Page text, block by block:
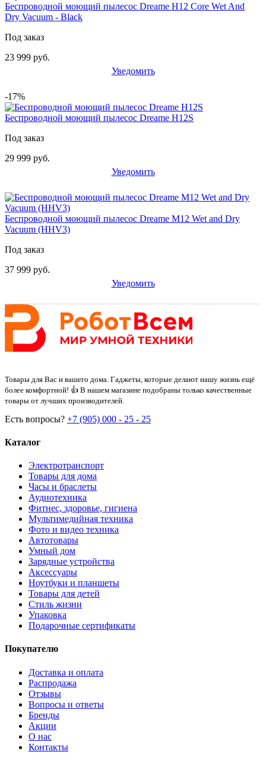
Беспроводной моющий пылесос Dreame H12 Core Wet And
Dry Vacuum - Black
Под заказ
23 999 руб.
Уведомить
-17%
Беспроводной моющий пылесос Dreame H12S
Под заказ
29 999 руб.
Уведомить
Беспроводной моющий пылесос Dreame M12 Wet and Dry
Vacuum (HHV3)
Под заказ
37 999 руб.
Уведомить
Товары для Вас и вашего дома. Гаджеты, которые делают нашу жизнь ещё
более комфортной! 👍 В нашем магазине подобраны только качественные
товары от лучших производителей.
Есть вопросы? +7 (905) 000 - 25 - 25
Каталог
Электротранспорт
Товары для дома
Часы и браслеты
Аудиотехника
Фитнес, здоровье, гигиена
Мультимедийная техника
Фото и видео техника
Автотовары
Умный дом
Зарядные устройства
Аксессуары
Ноутбуки и планшеты
Товары для детей
Стиль жизни
Упаковка
Подарочные сертификаты
Покупателю
Доставка и оплата
Распродажа
Отзывы
Вопросы и ответы
Бренды
Акции
О нас
Контакты